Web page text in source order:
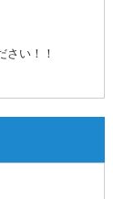
さい！！